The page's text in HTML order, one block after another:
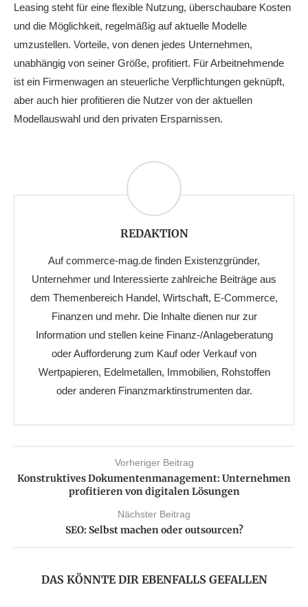
Leasing steht für eine flexible Nutzung, überschaubare Kosten
und die Möglichkeit, regelmäßig auf aktuelle Modelle
umzustellen. Vorteile, von denen jedes Unternehmen,
unabhängig von seiner Größe, profitiert. Für Arbeitnehmende
ist ein Firmenwagen an steuerliche Verpflichtungen geknüpft,
aber auch hier profitieren die Nutzer von der aktuellen
Modellauswahl und den privaten Ersparnissen.
REDAKTION
Auf commerce-mag.de finden Existenzgründer,
Unternehmer und Interessierte zahlreiche Beiträge aus
dem Themenbereich Handel, Wirtschaft, E-Commerce,
Finanzen und mehr. Die Inhalte dienen nur zur
Information und stellen keine Finanz-/Anlageberatung
oder Aufforderung zum Kauf oder Verkauf von
Wertpapieren, Edelmetallen, Immobilien, Rohstoffen
oder anderen Finanzmarktinstrumenten dar.
Vorheriger Beitrag
Konstruktives Dokumentenmanagement: Unternehmen
profitieren von digitalen Lösungen
Nächster Beitrag
SEO: Selbst machen oder outsourcen?
DAS KÖNNTE DIR EBENFALLS GEFALLEN